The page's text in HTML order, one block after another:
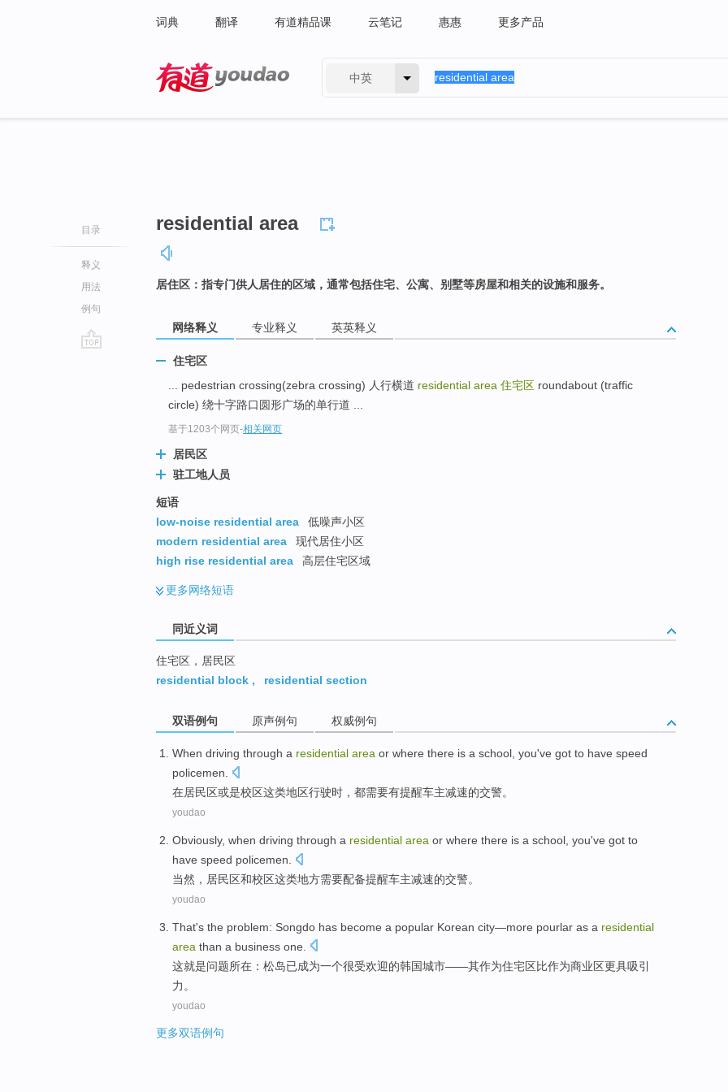
词典 翻译 有道精品课 云笔记 惠惠 更多产品
中英
目录
释义
用法
例句
residential area
居住区：指专门供人居住的区域，通常包括住宅、公寓、别墅等房屋和相关的设施和服务。
网络释义 专业释义 英英释义
住宅区
... pedestrian crossing(zebra crossing) 人行横道 residential area 住宅区 roundabout (traffic
circle) 绕十字路口圆形广场的单行道 ...
基于1203个网页-相关网页
居民区
驻工地人员
短语
low-noise residential area
低噪声小区
modern residential area
现代居住小区
high rise residential area
高层住宅区域
更多网络短语
同近义词
住宅区，居民区
residential block , residential section
双语例句 原声例句 权威例句
When driving through a residential area or where there is a school , you've got to have speed
policemen
在居民区或是校区这类地区行驶时 ， 都需要有提醒车主减速的交警。
youdao
Obviously, when driving through a residential area or where there is a school, you've got to
have speed policemen
当然 ， 居民区和校区这类地方需要配备提醒车主减速的交警。
youdao
That's the problem: Songdo has become a popular Korean city—more pourlar as a residential
area than a business one.
这就是问题所在 ： 松岛已成为一个很受欢迎的韩国城市——其作为住宅区比作为商业区更具吸引
力。
youdao
更多双语例句